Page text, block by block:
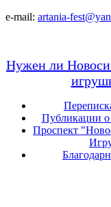
e-mail: artania-
Нужен ли
Публикации
Проспект